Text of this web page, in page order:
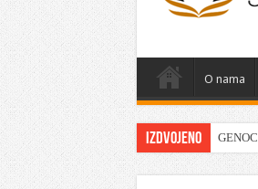
O nama
Izdvojeno